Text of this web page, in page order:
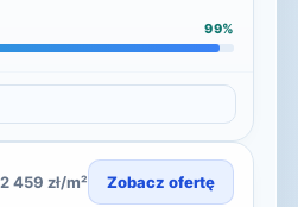
99%
459 zł/m² Zobacz ofertę